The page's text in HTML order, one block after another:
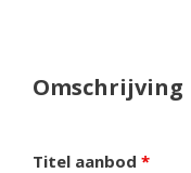
Omschrijving
Titel aanbod *